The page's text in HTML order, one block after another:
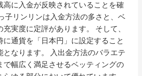
高に入金が反映されていることを確
子リンリンは入金方法の多さと、ベ
実度に定評があります。 そして、
に通貨を「日本円」に設定すること
となります。 入出金方法のバラエテ
で幅広く満足させるベッティングの